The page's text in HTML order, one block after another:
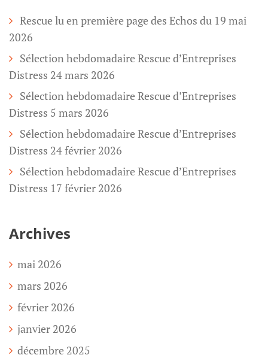
Rescue lu en première page des Echos du 19 mai
2026
Sélection hebdomadaire Rescue d’Entreprises
Distress 24 mars 2026
Sélection hebdomadaire Rescue d’Entreprises
Distress 5 mars 2026
Sélection hebdomadaire Rescue d’Entreprises
Distress 24 février 2026
Sélection hebdomadaire Rescue d’Entreprises
Distress 17 février 2026
Archives
mai 2026
mars 2026
février 2026
janvier 2026
décembre 2025